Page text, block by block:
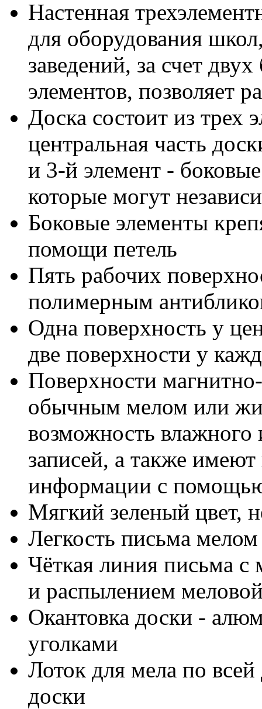
Настенная
для оборудования
заведений, за счет
элементов, позволяет
Доска состоит из трех
центральная часть
и 3-й элемент -
которые могут
Боковые элементы
помощи петель
Пять рабочих
полимерным
Одна поверхность у
две поверхности у
Поверхности
обычным мелом или
возможность влажного
записей, а также
информации с
Мягкий зеленый цвет,
Легкость письма
Чёткая линия письма
и распылением
Окантовка доски -
уголками
Лоток для мела по
доски